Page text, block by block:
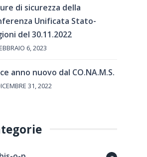
di sicurezza della
Unificata Stato-
del 30.11.2022
6, 2023
anno nuovo dal CO.NA.M.S.
31, 2022